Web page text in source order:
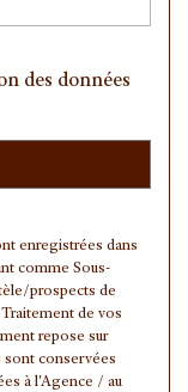
35,30 %
47,93 %
47,65 %
52,35 %
6,94 %
des données
enregistrées dans
comme Sous-
prospects de
de vos
repose sur
sont conservées
à l'Agence / au